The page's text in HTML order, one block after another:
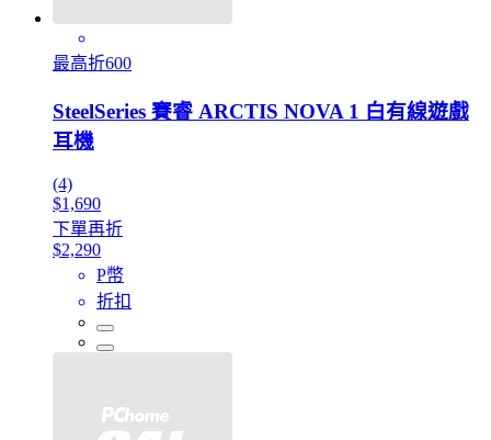
最高折600
SteelSeries 賽睿 ARCTIS NOVA 1 白有線遊戲
耳機
(4)
$1,690
下單再折
$2,290
P幣
折扣